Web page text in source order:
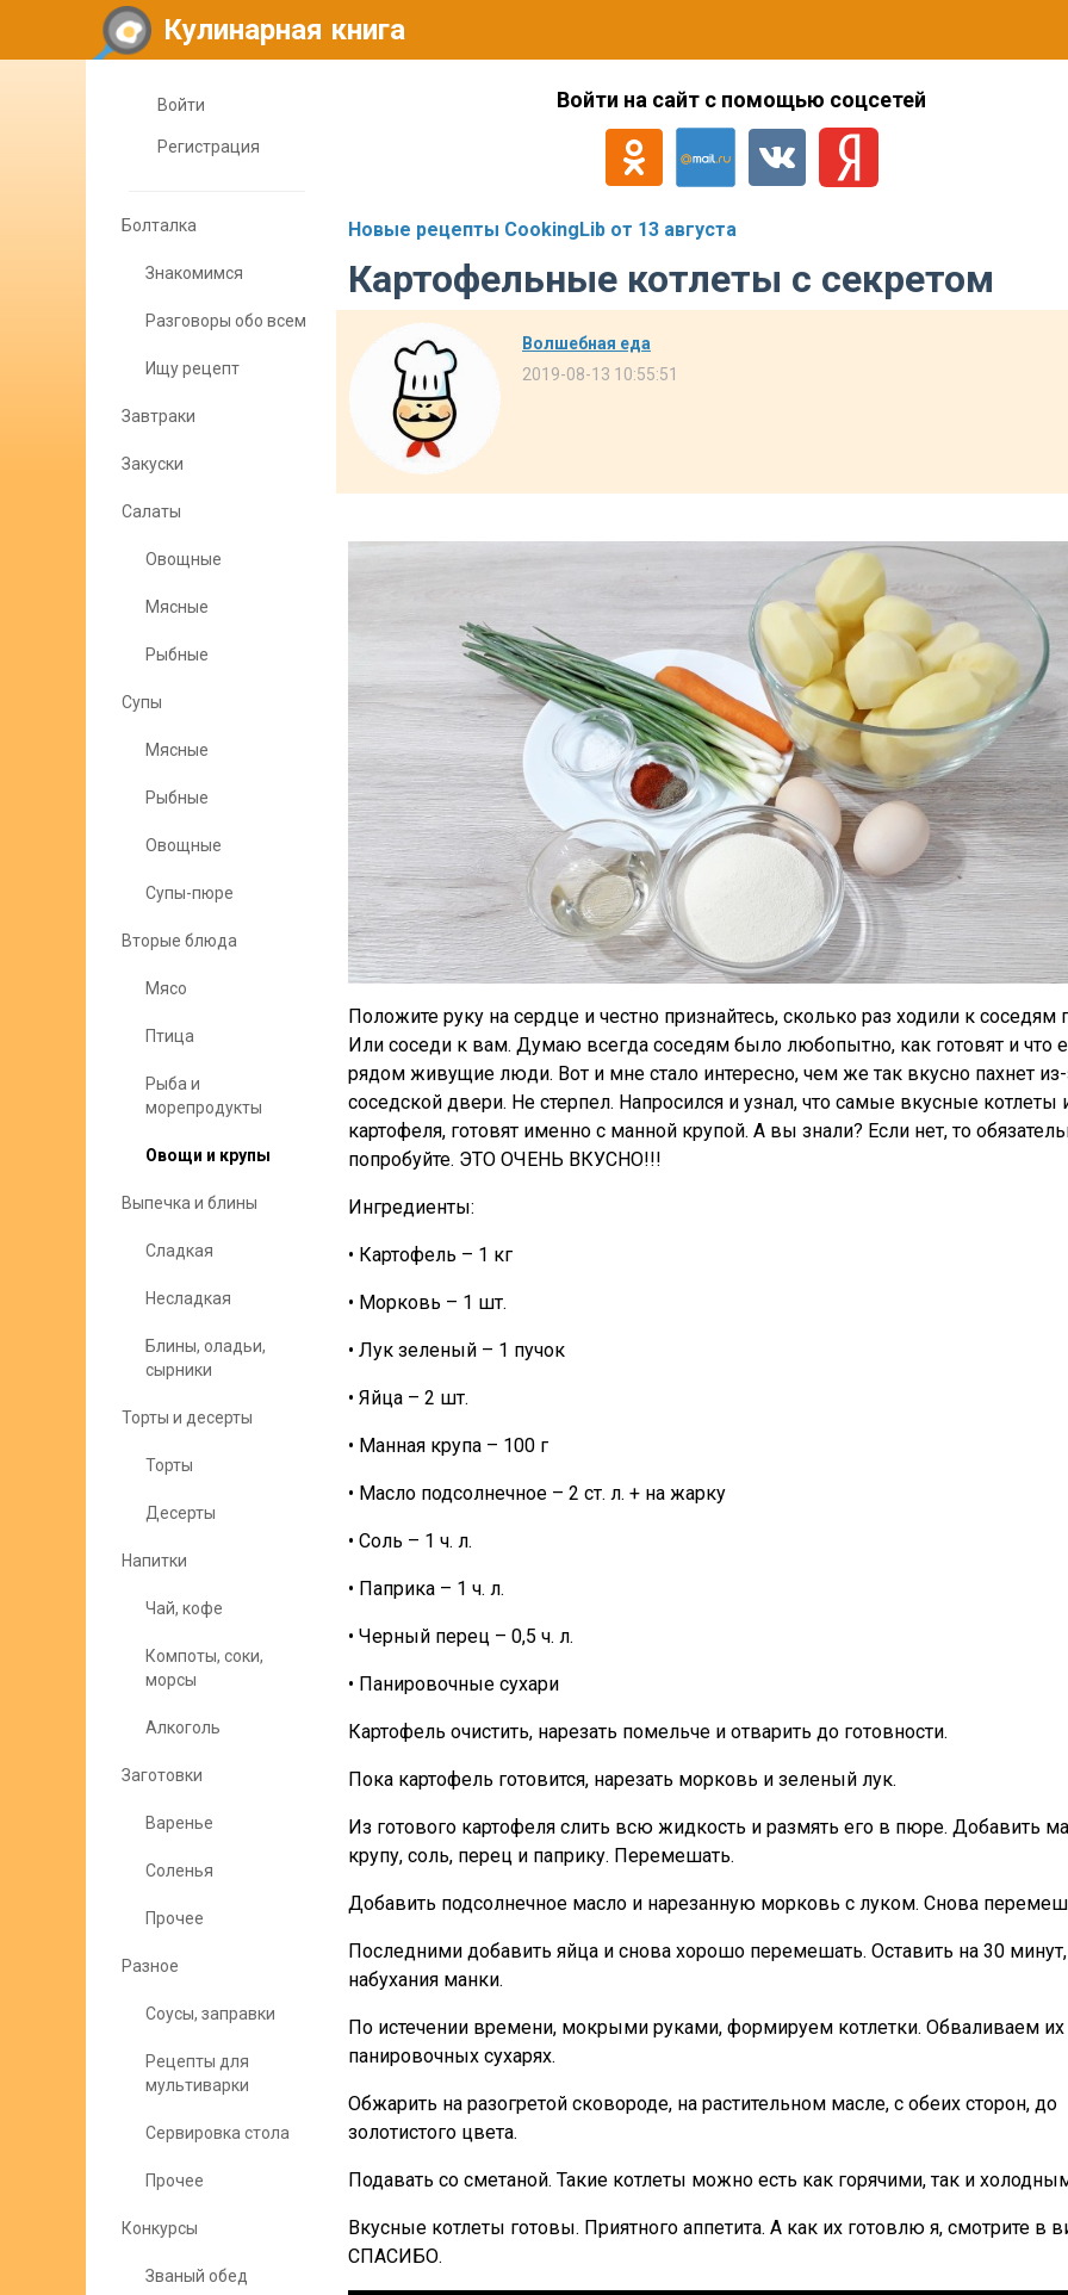
Кулинарная книга
Войти
Регистрация
Болталка
Знакомимся
Разговоры обо всем
Ищу рецепт
Завтраки
Закуски
Салаты
Овощные
Мясные
Рыбные
Супы
Мясные
Рыбные
Овощные
Супы-пюре
Вторые блюда
Мясо
Птица
Рыба и
морепродукты
Овощи и крупы
Выпечка и блины
Сладкая
Несладкая
Блины, оладьи,
сырники
Торты и десерты
Торты
Десерты
Напитки
Чай, кофе
Компоты, соки,
морсы
Алкоголь
Заготовки
Варенье
Соленья
Прочее
Разное
Соусы, заправки
Рецепты для
мультиварки
Сервировка стола
Прочее
Конкурсы
Званый обед
Войти на сайт с помощью соцсетей
Новые рецепты CookingLib от 13 августа
Картофельные котлеты с секретом
Волшебная еда
2019-08-13 10:55:51
Положите руку на сердце и честно признайтесь, сколько раз ходили к соседям
Или соседи к вам. Думаю всегда соседям было любопытно, как готовят и что
рядом живущие люди. Вот и мне стало интересно, чем же так вкусно пахнет
соседской двери. Не стерпел. Напросился и узнал, что самые вкусные котлеты
картофеля, готовят именно с манной крупой. А вы знали? Если нет, то
попробуйте. ЭТО ОЧЕНЬ ВКУСНО!!!
Ингредиенты:
• Картофель – 1 кг
• Морковь – 1 шт.
• Лук зеленый – 1 пучок
• Яйца – 2 шт.
• Манная крупа – 100 г
• Масло подсолнечное – 2 ст. л. + на жарку
• Соль – 1 ч. л.
• Паприка – 1 ч. л.
• Черный перец – 0,5 ч. л.
• Панировочные сухари
Картофель очистить, нарезать помельче и отварить до готовности.
Пока картофель готовится, нарезать морковь и зеленый лук.
Из готового картофеля слить всю жидкость и размять его в пюре. Добавить
крупу, соль, перец и паприку. Перемешать.
Добавить подсолнечное масло и нарезанную морковь с луком. Снова
Последними добавить яйца и снова хорошо перемешать. Оставить на 30
набухания манки.
По истечении времени, мокрыми руками, формируем котлетки. Обваливаем
панировочных сухарях.
Обжарить на разогретой сковороде, на растительном масле, с обеих сторон, до
золотистого цвета.
Подавать со сметаной. Такие котлеты можно есть как горячими, так и
Вкусные котлеты готовы. Приятного аппетита. А как их готовлю я, смотрите в
СПАСИБО.